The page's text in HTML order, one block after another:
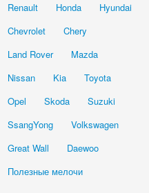
Renault
Honda
Hyundai
Chevrolet
Chery
Land Rover
Mazda
Nissan
Kia
Toyota
Opel
Skoda
Suzuki
SsangYong
Volkswagen
Great Wall
Daewoo
Полезные мелочи